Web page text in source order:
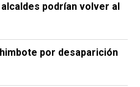
podrían volver al
por desaparición